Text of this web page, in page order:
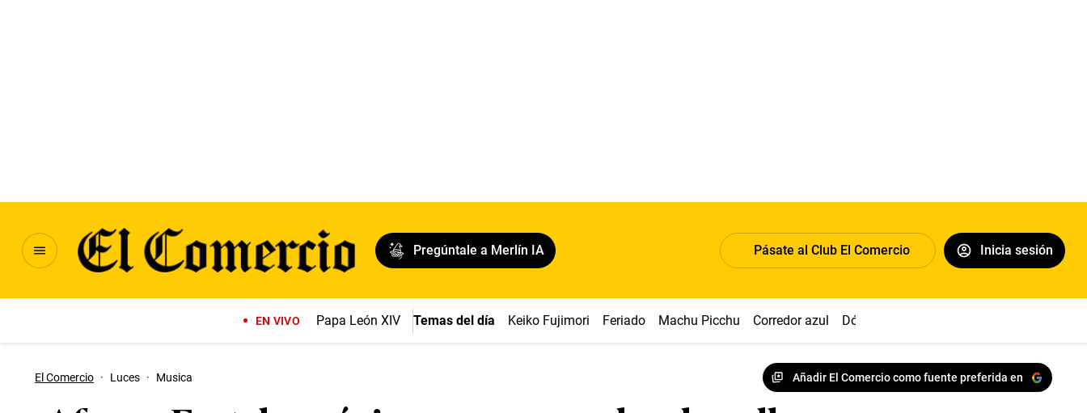
Pregúntale a Merlín IA Pásate al Club El Comercio Inicia sesión
EN VIVO Papa León XIV Temas del día Keiko Fujimori Feriado Machu Picchu Corredor azul Dólar
El Comercio · Luces · Musica Añadir El Comercio como fuente preferida en